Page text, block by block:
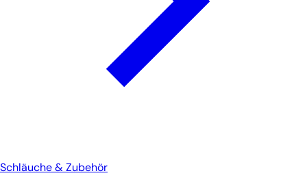
Schläuche & Zubehör